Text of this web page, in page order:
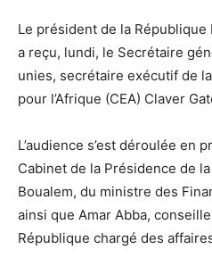
Le président de la
a reçu, lundi, le Secrétaire
unies, secrétaire exécutif de
pour l’Afrique (CEA) Claver
L’audience s’est déroulée en
Cabinet de la Présidence de
Boualem, du ministre des
ainsi que Amar Abba,
République chargé des